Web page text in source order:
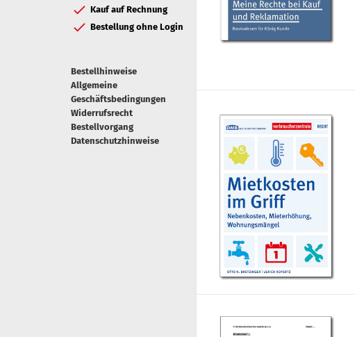
Kauf auf Rechnung
Bestellung ohne Login
Bestellhinweise
Allgemeine
Geschäftsbedingungen
Widerrufsrecht
Bestellvorgang
Datenschutzhinweise